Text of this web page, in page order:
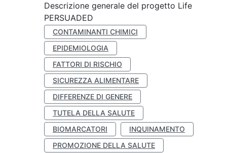
Descrizione generale del progetto Life
PERSUADED
CONTAMINANTI CHIMICI
EPIDEMIOLOGIA
FATTORI DI RISCHIO
SICUREZZA ALIMENTARE
DIFFERENZE DI GENERE
TUTELA DELLA SALUTE
BIOMARCATORI
INQUINAMENTO
PROMOZIONE DELLA SALUTE